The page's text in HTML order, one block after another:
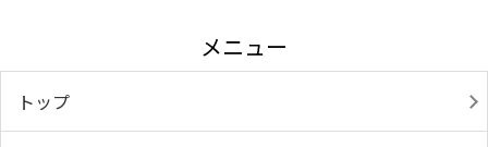
メニュー
トップ